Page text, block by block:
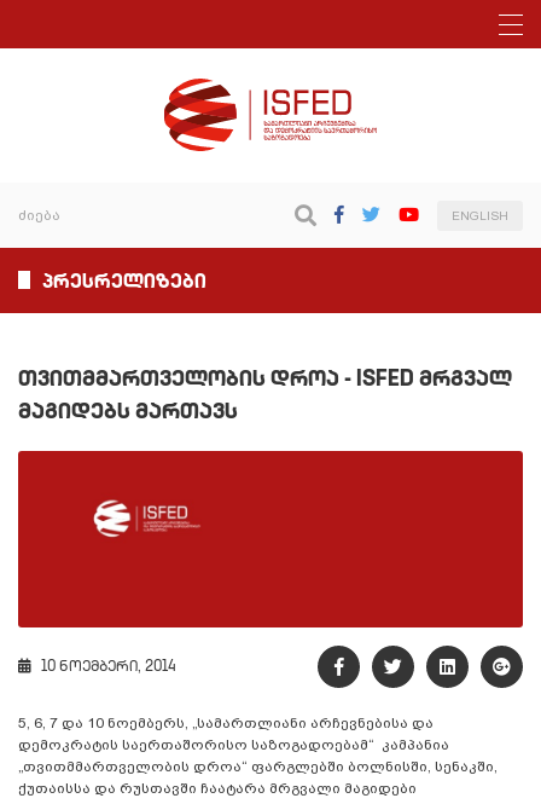
ENGLISH
პრესრელიზები
თვითმმართველობის დროა - ISFED მრგვალ
მაგიდებს მართავს
10 ნოემბერი, 2014
5, 6, 7 და 10 ნოემბერს, „სამართლიანი არჩევნებისა და
დემოკრატის საერთაშორისო საზოგადოებამ“ კამპანია
„თვითმმართველობის დროა“ ფარგლებში ბოლნისში, სენაკში,
ქუთაისსა და რუსთავში ჩაატარა მრგვალი მაგიდები